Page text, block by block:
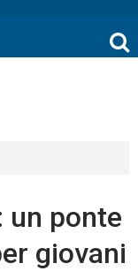
un ponte
giovani